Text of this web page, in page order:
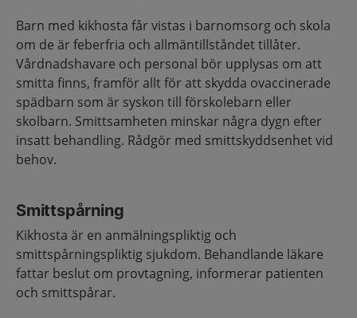
Barn med kikhosta får vistas i barnomsorg och skola
om de är feberfria och allmäntillståndet tillåter.
Vårdnadshavare och personal bör upplysas om att
smitta finns, framför allt för att skydda ovaccinerade
spädbarn som är syskon till förskolebarn eller
skolbarn. Smittsamheten minskar några dygn efter
insatt behandling. Rådgör med smittskyddsenhet vid
behov.
Smittspårning
Kikhosta är en anmälningspliktig och
smittspårningspliktig sjukdom. Behandlande läkare
fattar beslut om provtagning, informerar patienten
och smittspårar.